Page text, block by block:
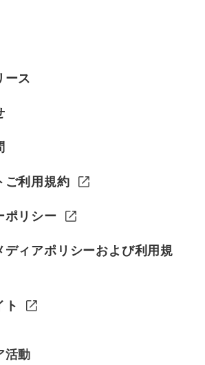
ース
ご利用規約
ポリシー
ディアポリシーおよび利用規
ト
活動